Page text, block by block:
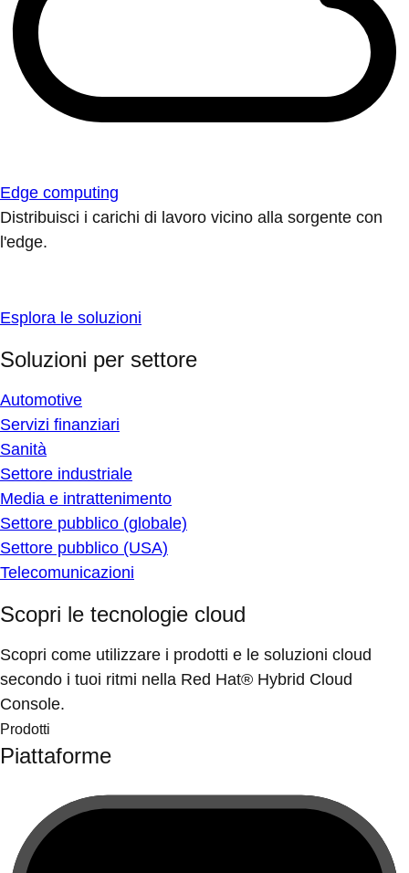
Edge computing
Distribuisci i carichi di lavoro vicino alla sorgente con
l'edge.
Esplora le soluzioni
Soluzioni per settore
Automotive
Servizi finanziari
Sanità
Settore industriale
Media e intrattenimento
Settore pubblico (globale)
Settore pubblico (USA)
Telecomunicazioni
Scopri le tecnologie cloud
Scopri come utilizzare i prodotti e le soluzioni cloud
secondo i tuoi ritmi nella Red Hat® Hybrid Cloud
Console.
Prodotti
Piattaforme